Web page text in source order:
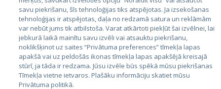
Latvija
Lietuva
savu piekrišanu, šīs tehnoloģijas tiks atspējotas. Ja izsekošanas
tehnoloģijas ir atspējotas, daļa no redzamā satura un reklāmām
var nebūt jums tik atbilstoša. Varat atkārtoti piekļūt šai izvēlnei, lai
jebkurā laikā mainītu savu izvēli vai atsauktu piekrišanu,
noklikšķinot uz saites “Privātuma preferences” tīmekļa lapas
apakšā vai uz peldošās ikonas tīmekļa lapas apakšējā kreisajā
stūrī, ja tāda ir redzama. Jūsu izvēle būs spēkā mūsu piekrišanas
Tīmekļa vietne ietvaros. Plašāku informāciju skatiet mūsu
Privātuma politikā.